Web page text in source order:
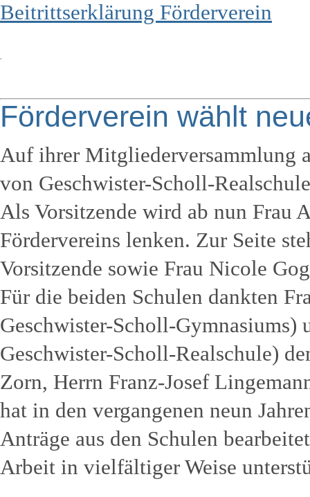
Beitrittserklärung Förderverein
Förderverein wählt
Auf ihrer Mitgliederversammlung
von Geschwister-Scholl-
Als Vorsitzende wird ab nun Frau
Fördervereins lenken. Zur Seite
Vorsitzende sowie Frau Nicole
Für die beiden Schulen dankten
Geschwister-Scholl-Gymnasiums)
Geschwister-Scholl-Realschule)
Zorn, Herrn Franz-Josef
hat in den vergangenen neun
Anträge aus den Schulen
Arbeit in vielfältiger Weise